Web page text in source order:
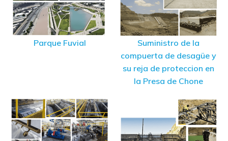
Parque Fuvial
Suministro de la
compuerta de desagüe y
su reja de proteccion en
la Presa de Chone